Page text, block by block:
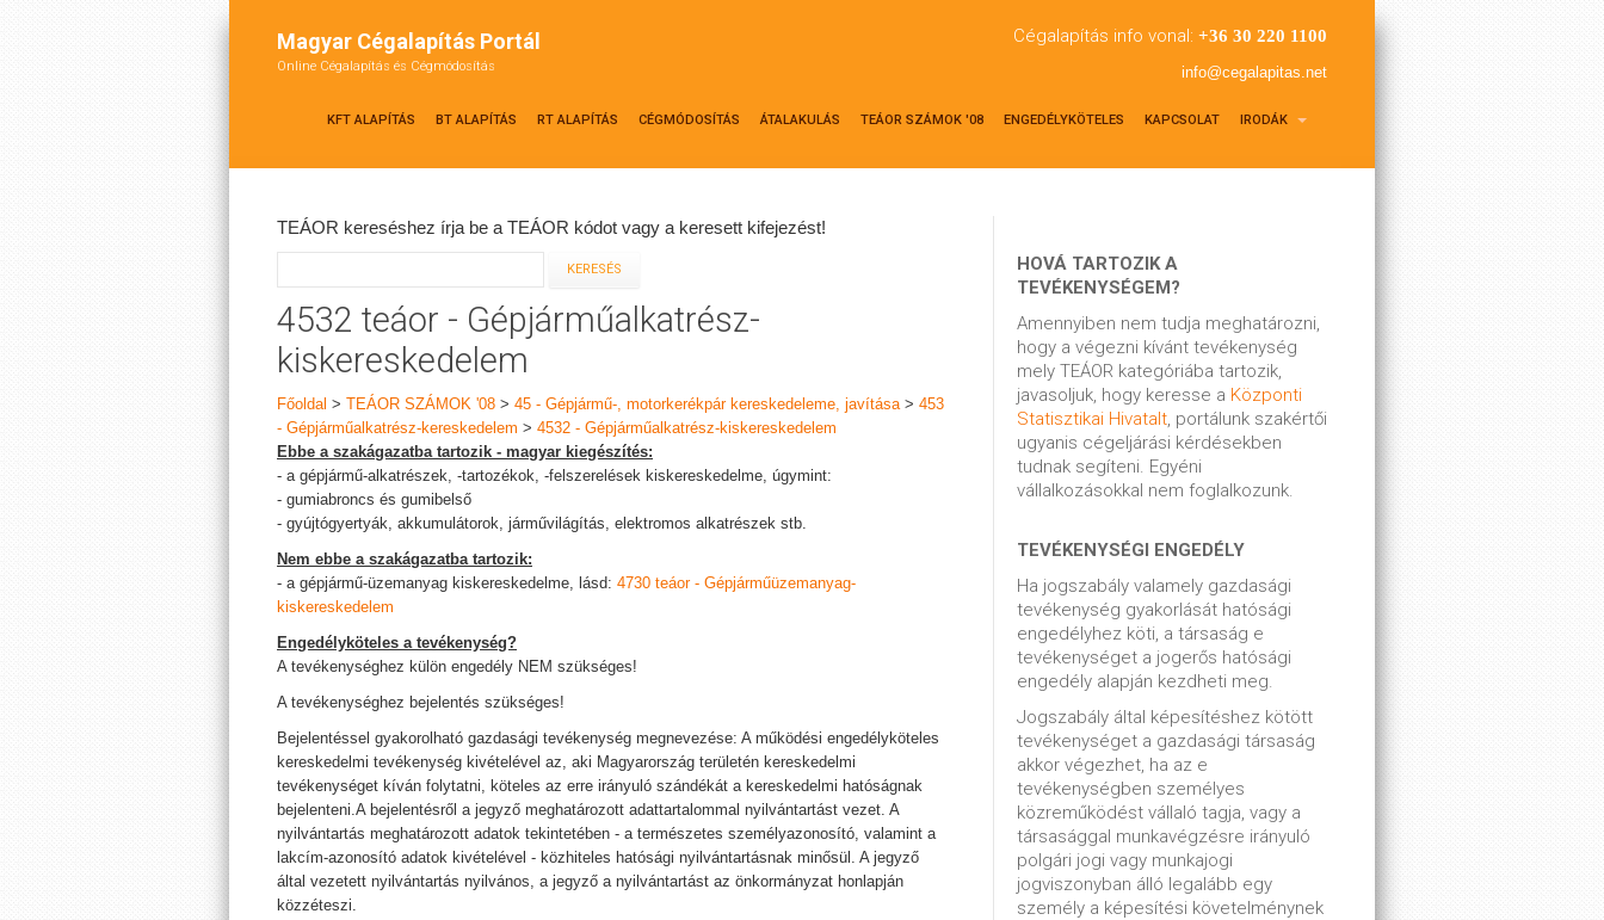
Magyar Cégalapítás Portál
Online Cégalapítás és Cégmódosítás
Cégalapítás info vonal: +36 30 220 1100
info@cegalapitas.net
KFT ALAPÍTÁS BT ALAPÍTÁS RT ALAPÍTÁS CÉGMÓDOSÍTÁS ÁTALAKULÁS TEÁOR SZÁMOK '08 ENGEDÉLYKÖTELES KAPCSOLAT IRODÁK
TEÁOR kereséshez írja be a TEÁOR kódot vagy a keresett kifejezést!
4532 teáor - Gépjárműalkatrész-
kiskereskedelem
Főoldal > TEÁOR SZÁMOK '08 > 45 - Gépjármű-, motorkerékpár kereskedeleme, javítása> 453
- Gépjárműalkatrész-kereskedelem > 4532 - Gépjárműalkatrész-kiskereskedelem
Ebbe a szakágazatba tartozik - magyar kiegészítés:
- a gépjármű-alkatrészek, -tartozékok, -felszerelések kiskereskedelme, úgymint:
- gumiabroncs és gumibelső
- gyújtógyertyák, akkumulátorok, járművilágítás, elektromos alkatrészek stb.
Nem ebbe a szakágazatba tartozik:
- a gépjármű-üzemanyag kiskereskedelme, lásd: 4730 teáor - Gépjárműüzemanyag-
kiskereskedelem
Engedélyköteles a tevékenység?
A tevékenységhez külön engedély NEM szükséges!
A tevékenységhez bejelentés szükséges!
Bejelentéssel gyakorolható gazdasági tevékenység megnevezése: A működési engedélyköteles
kereskedelmi tevékenység kivételével az, aki Magyarország területén kereskedelmi
tevékenységet kíván folytatni, köteles az erre irányuló szándékát a kereskedelmi hatóságnak
bejelenteni.A bejelentésről a jegyző meghatározott adattartalommal nyilvántartást vezet. A
nyilvántartás meghatározott adatok tekintetében - a természetes személyazonosító, valamint a
lakcím-azonosító adatok kivételével - közhiteles hatósági nyilvántartásnak minősül. A jegyző
által vezetett nyilvántartás nyilvános, a jegyző a nyilvántartást az önkormányzat honlapján
közzéteszi.
HOVÁ TARTOZIK A
TEVÉKENYSÉGEM?
Amennyiben nem tudja meghatározni,
hogy a végezni kívánt tevékenység
mely TEÁOR kategóriába tartozik,
javasoljuk, hogy keresse a Központi
Statisztikai Hivatalt, portálunk szakértői
ugyanis cégeljárási kérdésekben
tudnak segíteni. Egyéni
vállalkozásokkal nem foglalkozunk.
TEVÉKENYSÉGI ENGEDÉLY
Ha jogszabály valamely gazdasági
tevékenység gyakorlását hatósági
engedélyhez köti, a társaság e
tevékenységet a jogerős hatósági
engedély alapján kezdheti meg.
Jogszabály által képesítéshez kötött
tevékenységet a gazdasági társaság
akkor végezhet, ha az e
tevékenységben személyes
közreműködést vállaló tagja, vagy a
társasággal munkavégzésre irányuló
polgári jogi vagy munkajogi
jogviszonyban álló legalább egy
személy a képesítési követelménynek